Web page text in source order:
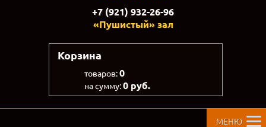
+7 (921) 932-26-96
«Пушистый» зал
Корзина
товаров:0
на сумму:0 руб.
МЕНЮ